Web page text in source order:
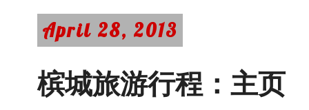
April 28, 2013
槟城旅游行程：主页